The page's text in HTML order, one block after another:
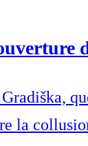
la